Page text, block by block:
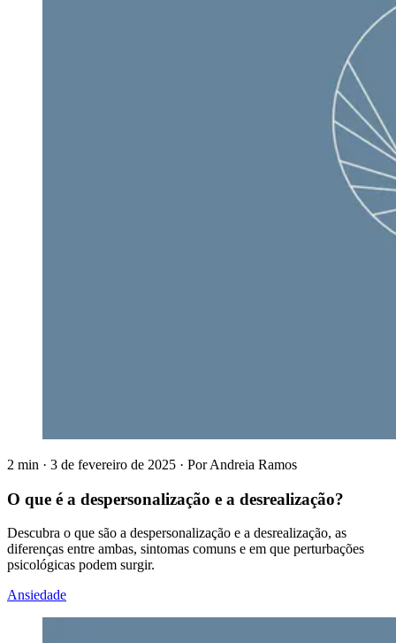
2 min · 3 de fevereiro de 2025 · PorAndreia Ramos
O que é a despersonalização e a desrealização?
Descubra o que são a despersonalização e a desrealização, as
diferenças entre ambas, sintomas comuns e em que perturbações
psicológicas podem surgir.
Ansiedade